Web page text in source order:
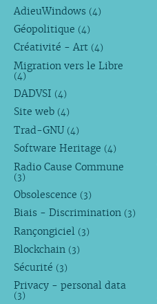
AdieuWindows (4)
Géopolitique (4)
Créativité - Art (4)
Migration vers le Libre
(4)
DADVSI (4)
Site web (4)
Trad-GNU (4)
Software Heritage (4)
Radio Cause Commune
(3)
Obsolescence (3)
Biais - Discrimination (3)
Rançongiciel (3)
Blockchain (3)
Sécurité (3)
Privacy - personal data
(3)